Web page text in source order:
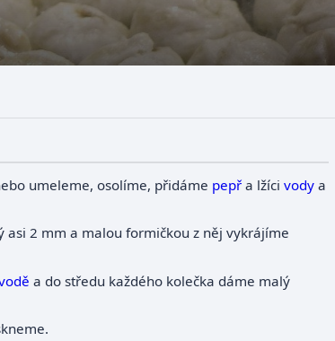
umeleme, osolíme, přidáme pepřa lžíci vodya
asi 2 mm a malou formičkou z něj vykrájíme
a do středu každého kolečka dáme malý